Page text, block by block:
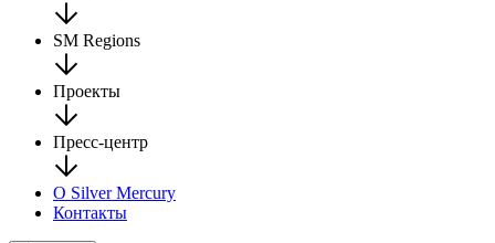
SM Regions
Проекты
Пресс-центр
О Silver Mercury
Контакты